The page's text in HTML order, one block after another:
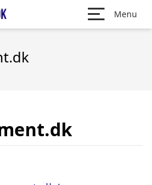
Menu